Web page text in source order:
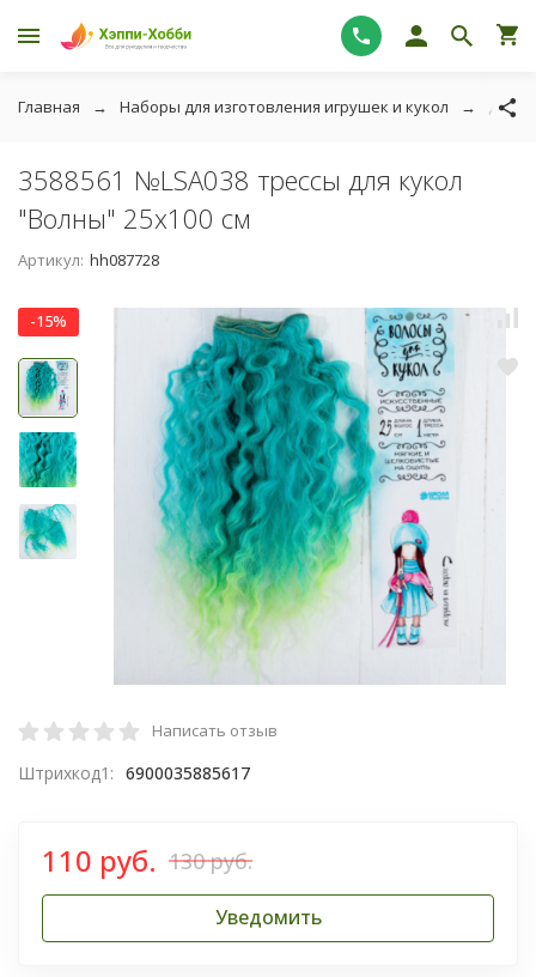
Главная Наборы для изготовления игрушек и кукол Для
3588561 №LSA038 трессы для кукол
"Волны" 25х100 см
Артикул: hh087728
-15%
Написать отзыв
Штрихкод1: 6900035885617
110 руб. 130 руб.
Уведомить